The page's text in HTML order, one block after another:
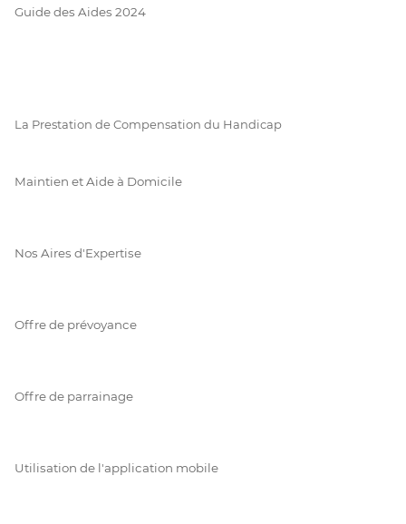
Guide des Aides 2024
La Prestation de Compensation du Handicap
Maintien et Aide à Domicile
Nos Aires d'Expertise
Offre de prévoyance
Offre de parrainage
Utilisation de l'application mobile